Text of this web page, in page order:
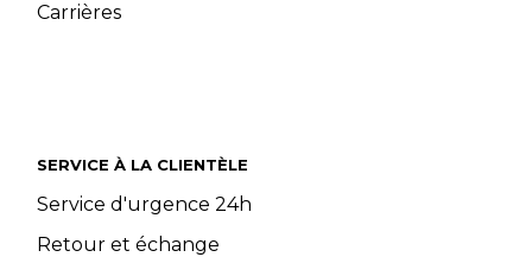
Carrières
SERVICE À LA CLIENTÈLE
Service d'urgence 24h
Retour et échange